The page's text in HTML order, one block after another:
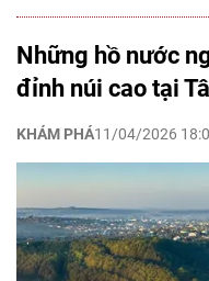
Những hồ nước
đỉnh núi cao tại
KHÁM PHÁ11/04/2026